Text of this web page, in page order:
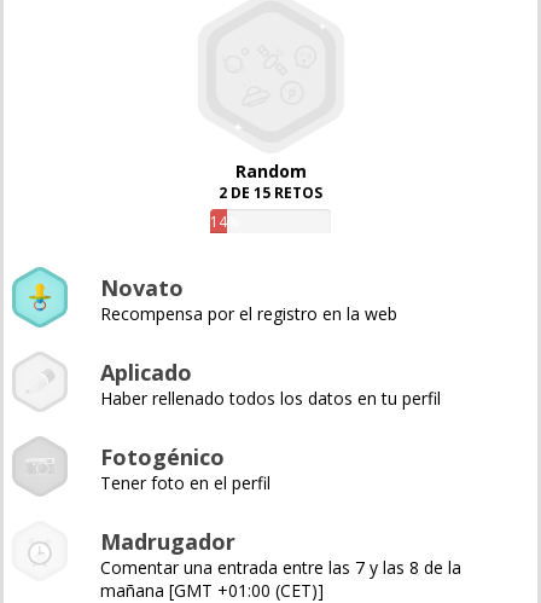
Random
2 DE 15 RETOS
14%
Novato
Recompensa por el registro en la web
Aplicado
Haber rellenado todos los datos en tu perfil
Fotogénico
Tener foto en el perfil
Madrugador
Comentar una entrada entre las 7 y las 8 de la
mañana [GMT +01:00 (CET)]